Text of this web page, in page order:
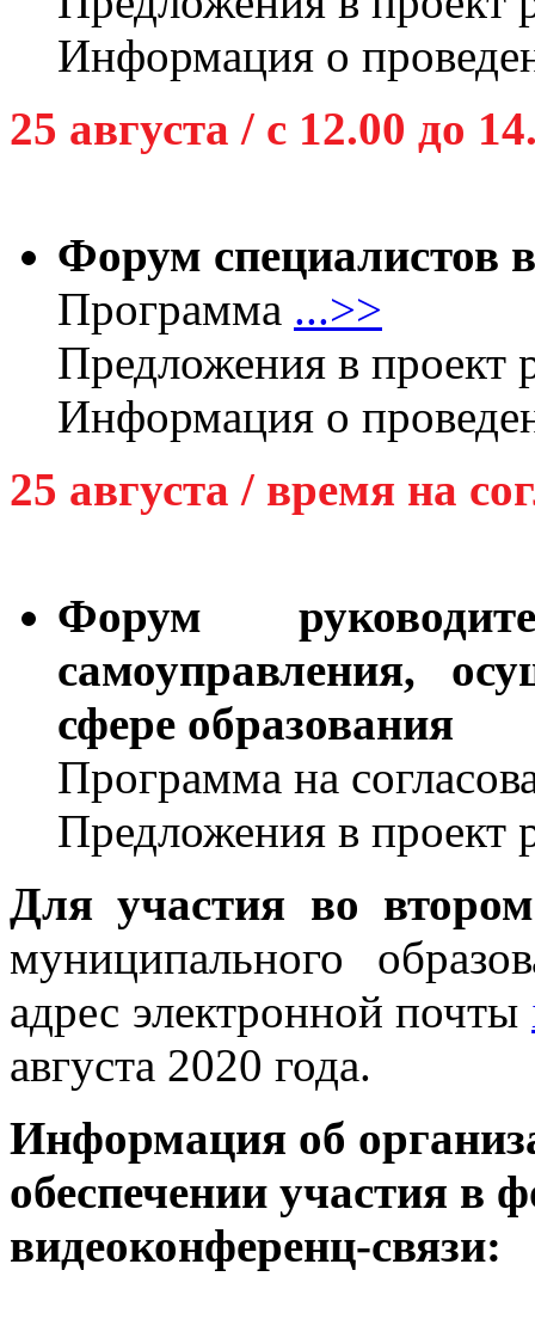
Информация о
25 августа / с 12.00 до
Форум специалистов
Программа ...>>
Предложения в проект
Информация о
25 августа / время на
Форум
самоуправления,
сфере образования
Программа на
Предложения в проект
Для участия во
муниципального
адрес электронной почты
августа 2020 года.
Информация об
обеспечении участия в
видеоконференц-связи: